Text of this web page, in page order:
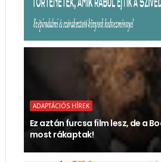
ADAPTÁCIÓS HÍREK
Ez aztán furcsa film lesz, de a
most rákaptak!